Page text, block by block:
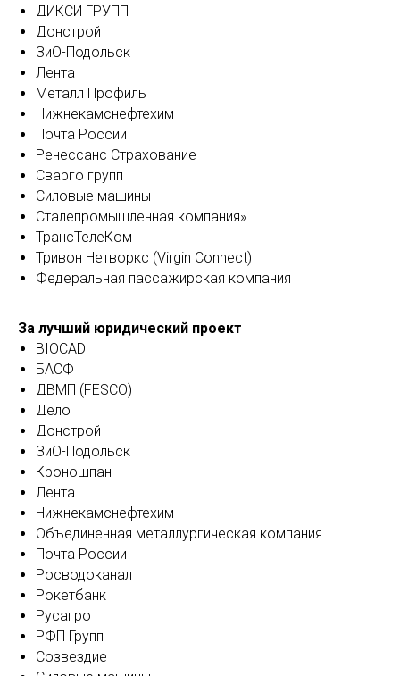
ДИКСИ ГРУПП
Донстрой
ЗиО-Подольск
Лента
Металл Профиль
Нижнекамснефтехим
Почта России
Ренессанс Страхование
Сварго групп
Силовые машины
Сталепромышленная компания»
ТрансТелеКом
Тривон Нетворкс (Virgin Connect)
Федеральная пассажирская компания
За лучший юридический проект
BIOCAD
БАСФ
ДВМП (FESCO)
Дело
Донстрой
ЗиО-Подольск
Кроношпан
Лента
Нижнекамснефтехим
Объединенная металлургическая компания
Почта России
Росводоканал
Рокетбанк
Русагро
РФП Групп
Созвездие